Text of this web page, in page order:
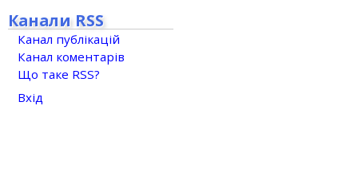
Канали RSS
Канал публікацій
Канал коментарів
Що таке RSS?
Вхід